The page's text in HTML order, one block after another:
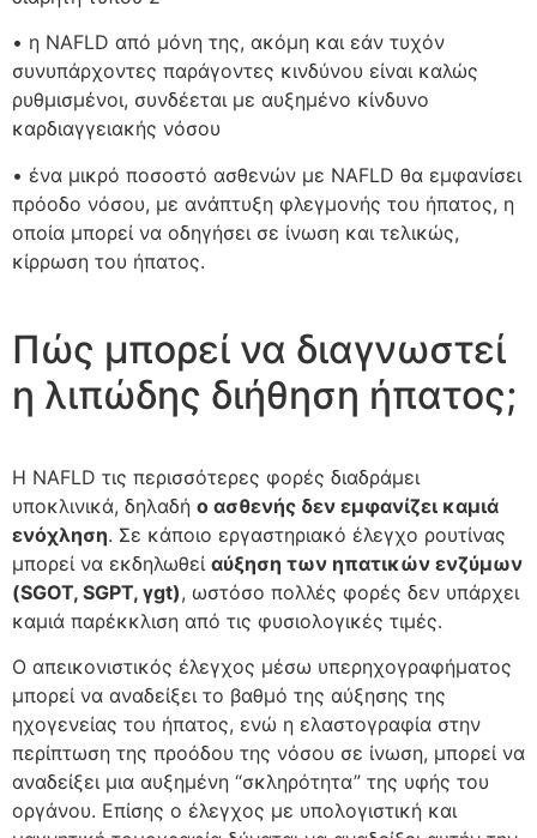
• η NAFLD από μόνη της, ακόμη και εάν τυχόν
συνυπάρχοντες παράγοντες κινδύνου είναι καλώς
ρυθμισμένοι, συνδέεται με αυξημένο κίνδυνο
καρδιαγγειακής νόσου
• ένα μικρό ποσοστό ασθενών με NAFLD θα εμφανίσει
πρόοδο νόσου, με ανάπτυξη φλεγμονής του ήπατος, η
οποία μπορεί να οδηγήσει σε ίνωση και τελικώς,
κίρρωση του ήπατος.
Πώς μπορεί να διαγνωστεί
η λιπώδης διήθηση ήπατος;
Η NAFLD τις περισσότερες φορές διαδράμει
υποκλινικά, δηλαδή ο ασθενής δεν εμφανίζει καμιά
ενόχληση. Σε κάποιο εργαστηριακό έλεγχο ρουτίνας
μπορεί να εκδηλωθεί αύξηση των ηπατικών ενζύμων
(SGOT, SGPT, γgt), ωστόσο πολλές φορές δεν υπάρχει
καμιά παρέκκλιση από τις φυσιολογικές τιμές.
Ο απεικονιστικός έλεγχος μέσω υπερηχογραφήματος
μπορεί να αναδείξει το βαθμό της αύξησης της
ηχογενείας του ήπατος, ενώ η ελαστογραφία στην
περίπτωση της προόδου της νόσου σε ίνωση, μπορεί να
αναδείξει μια αυξημένη “σκληρότητα” της υφής του
οργάνου. Επίσης ο έλεγχος με υπολογιστική και